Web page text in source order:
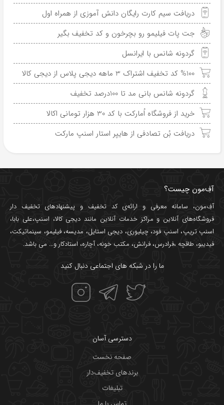
دریافت سیم کارت رایگان دانش آموزی از همراه اول
جت پات فیلیمو رو بچرخون و کد تخفیف بگیر
گردونه شانس با ایرانسل
%100 کد تخفیف اشتراک 3 ماهه دیجی پلاس از دیجی کالا
گردونه شانس بانی مد تا 100درصد تخفیف
خرید از فروشگاه اُمارکت با کد 30 هزار تومانی اکالا
دریافت بُن تصادفی از هایپر استار اسنپ مارکت
آفِ‌مون چیست؟
آفِ‌مون، سامانه معرفی و ارائه‌یکد تخفیف و پیشنهادهای تخفیف دار
فروشگاه‌های آنلاین و مراکز خدمات آنلاین مانند دیجی کالا، اسنپ،علی بابا،
اسنپ تریپ، اسنپ فود،چیلیوری، دیجی استایل، مدیسه،فیلیمو، سینماتیکت،
فیدیبو، طاقچه ،فرادرس، فرانش، مکتب خونه،آچاره، استادکار و... می باشد.
ما را در شبکه های اجتماعی دنبال کنید
دسترسی آسان
صفحه نخست
برندهای تخفیف‌دار
تبلیغات